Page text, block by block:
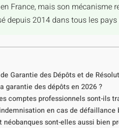
France, mais son mécanisme
depuis 2014 dans tous les pays
Garantie des Dépôts et de
garantie des dépôts en 2026 ?
comptes professionnels sont-ils
en cas de défaillance
néobanques sont-elles aussi bien